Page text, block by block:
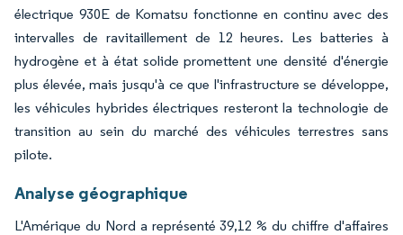
électrique 930E de Komatsu fonctionne en continu avec des
intervalles de ravitaillement de 12 heures. Les batteries à
hydrogène et à état solide promettent une densité d'énergie
plus élevée, mais jusqu'à ce que l'infrastructure se développe,
les véhicules hybrides électriques resteront la technologie de
transition au sein du marché des véhicules terrestres sans
pilote.
Analyse géographique
L'Amérique du Nord a représenté 39,12 % du chiffre d'affaires